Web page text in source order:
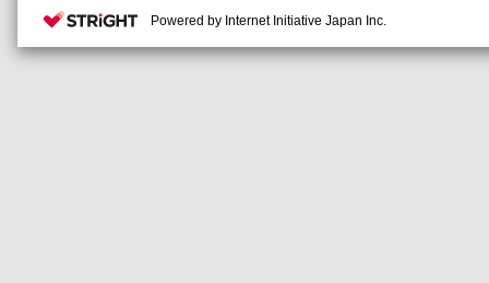
Powered by Internet Initiative Japan Inc.